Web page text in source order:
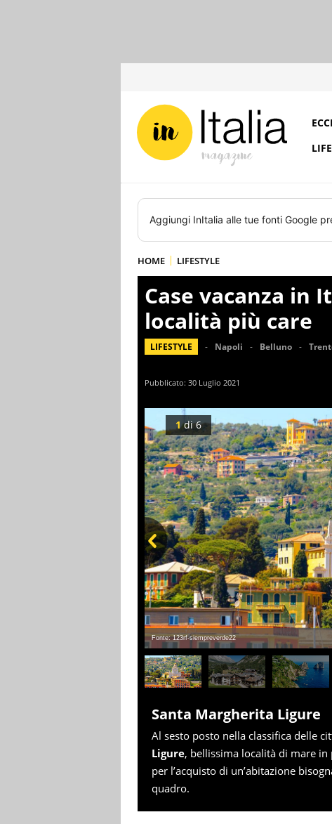
Aggiungi InItalia alle tue fonti Google
HOME LIFESTYLE
Case vacanza in
località più care
LIFESTYLE Napoli Belluno
Pubblicato: 30 Luglio 2021
Fonte: 123rf-siempreverde22
Prev
1di6
Santa Margherita Ligure
Al sesto posto nella classifica delle
Ligure, bellissima località di mare
per l’acquisto di un’abitazione
quadro.